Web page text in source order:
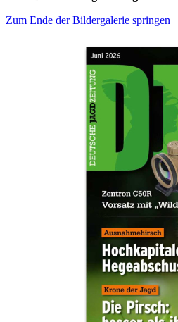
Zum Ende der Bildergalerie springen